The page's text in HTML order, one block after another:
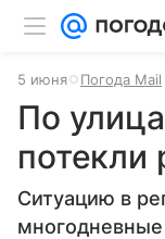
5 июня Погода Mail
По
потекли
Ситуацию в